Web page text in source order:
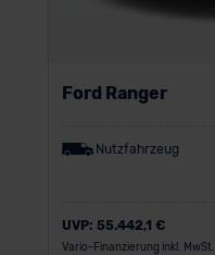
Ford Ranger
Nutzfahrzeug
UVP: 55.442,1 €
Vario-Finanzierung inkl. MwSt.